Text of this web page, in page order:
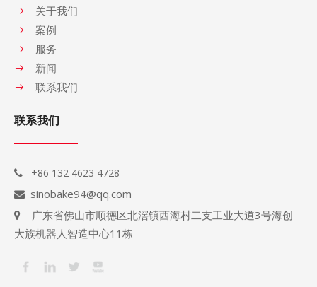
关于我们
案例
服务
新闻
联系我们
联系我们
 +86 132 4623 4728
 sinobake94@qq.com

广东省佛山市顺德区北滘镇西海村二支工业大道3号海创
大族机器人智造中心11栋